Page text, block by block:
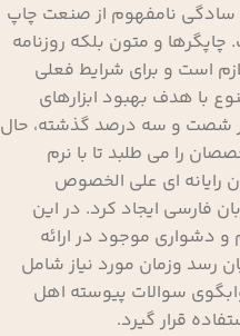
سادگی نامفهوم از صنعت چاپ
چاپگرها و متون بلکه روزنامه
است و برای شرایط فعلی
با هدف بهبود ابزارهای
در شصت و سه درصد گذشته، حال
را می طلبد تا با نرم
رایانه ای علی الخصوص
فارسی ایجاد کرد. در این
دشواری موجود در ارائه
رسد وزمان مورد نیاز شامل
سوالات پیوسته اهل
قرار گیرد.